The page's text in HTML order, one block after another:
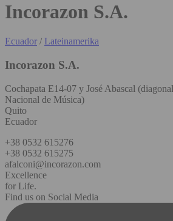
Incorazon S.A.
Ecuador / Lateinamerika
Incorazon S.A.
Cochapata E14-07 y José Abascal
Nacional de Música)
Quito
Ecuador
+38 0532 615276
+38 0532 615275
afalconi@incorazon.com
Excellence
for Life.
Find us on Social Media